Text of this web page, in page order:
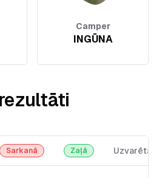
Camper
INGŪNA
Sarkanā Zaļā Uzvarētājs